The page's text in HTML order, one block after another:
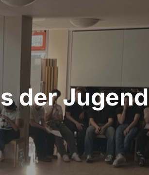
der Jugend